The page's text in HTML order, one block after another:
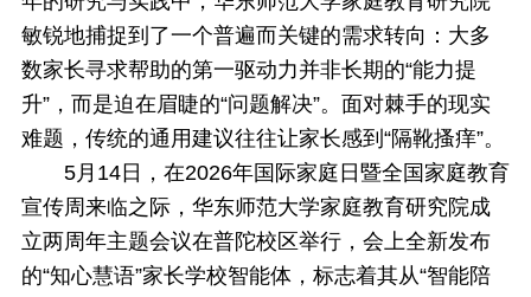
敏锐地捕捉到了一个普遍而关键的需求转向：大多
数家长寻求帮助的第一驱动力并非长期的“能力提
升”，而是迫在眉睫的“问题解决”。面对棘手的现实
难题，传统的通用建议往往让家长感到“隔靴搔痒”。
5月14日，在2026年国际家庭日暨全国家庭教育
宣传周来临之际，华东师范大学家庭教育研究院成
立两周年主题会议在普陀校区举行，会上全新发布
的“知心慧语”家长学校智能体，标志着其从“智能陪